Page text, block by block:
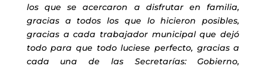
los que se acercaron a disfrutar en familia,
gracias a todos los que lo hicieron posibles,
gracias a cada trabajador municipal que dejó
todo para que todo luciese perfecto, gracias a
cada una de las Secretarías: Gobierno,